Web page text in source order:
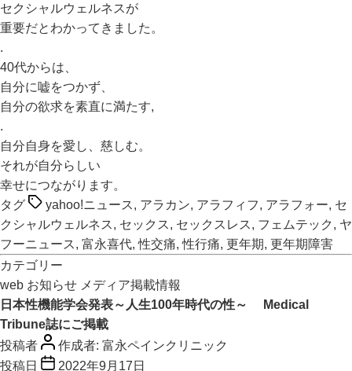
セクシャルウェルネスが
重要だとわかってきました。
.
40代からは、
自分に嘘をつかず、
自分の欲求を素直に満たす,
.
自分自身を愛し、慈しむ。
それが自分らしい
幸せにつながります。
タグ
yahoo!ニュース, アラカン, アラフィフ, アラフォー, セ
クシャルウェルネス, セックス, セックスレス, フェムテック , ヤ
フーニュース, 富永喜代,性交痛,性行痛, 更年期, 更年期障害
カテゴリー
web お知らせ メディア掲載情報
日本性機能学会発表～人生100年時代の性～ Medical
Tribune誌にご掲載
投稿者
作成者: 富永ペインクリニック
投稿日
2022年9月17日